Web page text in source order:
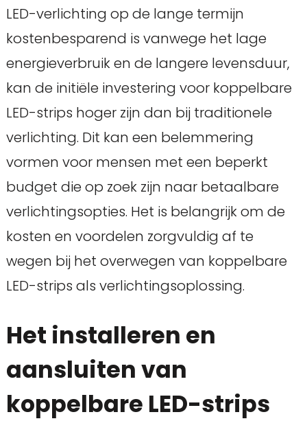
LED-verlichting op de lange termijn
kostenbesparend is vanwege het lage
energieverbruik en de langere levensduur,
kan de initiële investering voor koppelbare
LED-strips hoger zijn dan bij traditionele
verlichting. Dit kan een belemmering
vormen voor mensen met een beperkt
budget die op zoek zijn naar betaalbare
verlichtingsopties. Het is belangrijk om de
kosten en voordelen zorgvuldig af te
wegen bij het overwegen van koppelbare
LED-strips als verlichtingsoplossing.
Het installeren en
aansluiten van
koppelbare LED-strips